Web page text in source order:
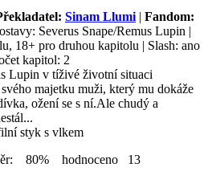
Sinam Llumi | Fandom:
Severus Snape/Remus Lupin |
18+ pro druhou kapitolu | Slash: ano
kapitol: 2
Lupin v tíživé životní situaci
majetku muži, který mu dokáže
ožení se s ní.Ale chudý a
styk s vlkem
80% hodnoceno 13